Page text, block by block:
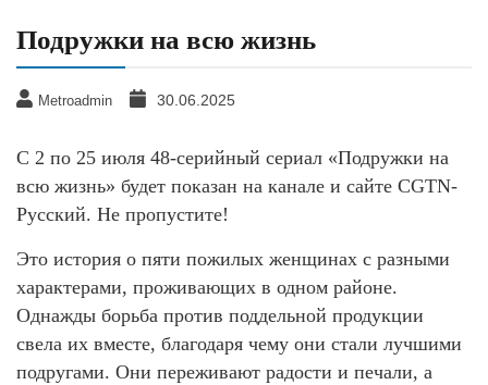
Подружки на всю жизнь
Metroadmin 30.06.2025
С 2 по 25 июля 48-серийный сериал «Подружки на
всю жизнь» будет показан на канале и сайте CGTN-
Русский. Не пропустите!
Это история о пяти пожилых женщинах с разными
характерами, проживающих в одном районе.
Однажды борьба против поддельной продукции
свела их вместе, благодаря чему они стали лучшими
подругами. Они переживают радости и печали, а